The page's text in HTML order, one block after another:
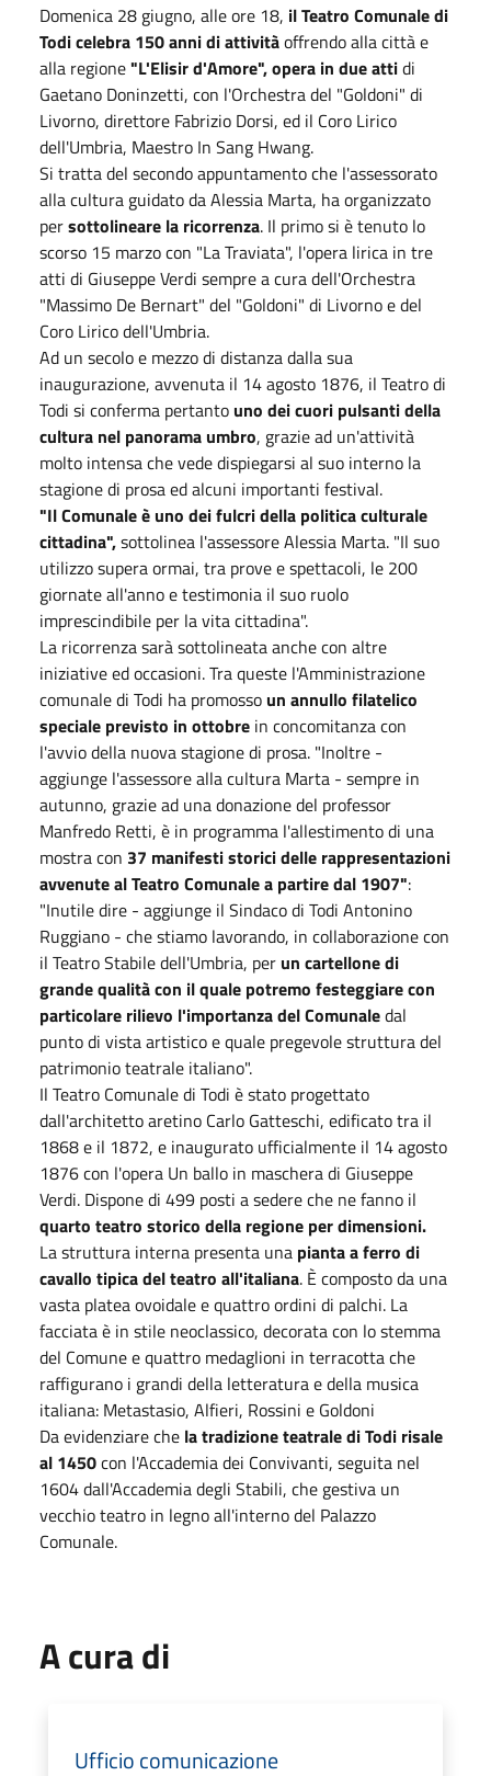
Domenica 28 giugno, alle ore 18, il Teatro Comunale di
Todi celebra 150 anni di attivitàoffrendo alla città e
alla regione"L'Elisir d'Amore", opera in due attidi
Gaetano Doninzetti, con l'Orchestra del "Goldoni" di
Livorno, direttore Fabrizio Dorsi, ed il Coro Lirico
dell'Umbria, Maestro In Sang Hwang.
Si tratta del secondo appuntamento che l'assessorato
alla cultura guidato da Alessia Marta, ha organizzato
persottolineare la ricorrenza. Il primo si è tenuto lo
scorso 15 marzo con "La Traviata", l'opera lirica in tre
atti di Giuseppe Verdi sempre a cura dell'Orchestra
"Massimo De Bernart" del "Goldoni" di Livorno e del
Coro Lirico dell'Umbria.
Ad un secolo e mezzo di distanza dalla sua
inaugurazione, avvenuta il 14 agosto 1876, il Teatro di
Todi si conferma pertanto uno dei cuori pulsanti della
cultura nel panorama umbro, grazie ad un'attività
molto intensa che vede dispiegarsi al suo interno la
stagione di prosa ed alcuni importanti festival.
"Il Comunale è uno dei fulcri della politica culturale
cittadina",sottolinea l'assessore Alessia Marta. "Il suo
utilizzo supera ormai, tra prove e spettacoli, le 200
giornate all'anno e testimonia il suo ruolo
imprescindibile per la vita cittadina".
La ricorrenza sarà sottolineata anche con altre
iniziative ed occasioni. Tra queste l'Amministrazione
comunale di Todi ha promosso un annullo filatelico
speciale previsto in ottobre in concomitanza con
l'avvio della nuova stagione di prosa. "Inoltre -
aggiunge l'assessore alla cultura Marta - sempre in
autunno, grazie ad una donazione del professor
Manfredo Retti, è in programma l'allestimento di una
mostra con 37 manifesti storici delle rappresentazioni
avvenute al Teatro Comunale a partire dal 1907":
"Inutile dire - aggiunge il Sindaco di Todi Antonino
Ruggiano - che stiamo lavorando, in collaborazione con
il Teatro Stabile dell'Umbria, per un cartellone di
grande qualità con il quale potremo festeggiare con
particolare rilievo l'importanza del Comunaledal
punto di vista artistico e quale pregevole struttura del
patrimonio teatrale italiano".
Il Teatro Comunale di Todi è stato progettato
dall'architetto aretino Carlo Gatteschi, edificato tra il
1868 e il 1872, e inaugurato ufficialmente il 14 agosto
1876 con l'opera Un ballo in maschera di Giuseppe
Verdi. Dispone di 499 posti a sedere che ne fanno il
quarto teatro storico della regione per dimensioni.
La struttura interna presenta una pianta a ferro di
cavallo tipica del teatro all'italiana. È composto da una
vasta platea ovoidale e quattro ordini di palchi. La
facciata è in stile neoclassico, decorata con lo stemma
del Comune e quattro medaglioni in terracotta che
raffigurano i grandi della letteratura e della musica
italiana: Metastasio, Alfieri, Rossini e Goldoni
Da evidenziare che la tradizione teatrale di Todi risale
al 1450con l'Accademia dei Convivanti, seguita nel
1604 dall'Accademia degli Stabili, che gestiva un
vecchio teatro in legno all'interno del Palazzo
Comunale.
A cura di
Ufficio comunicazione